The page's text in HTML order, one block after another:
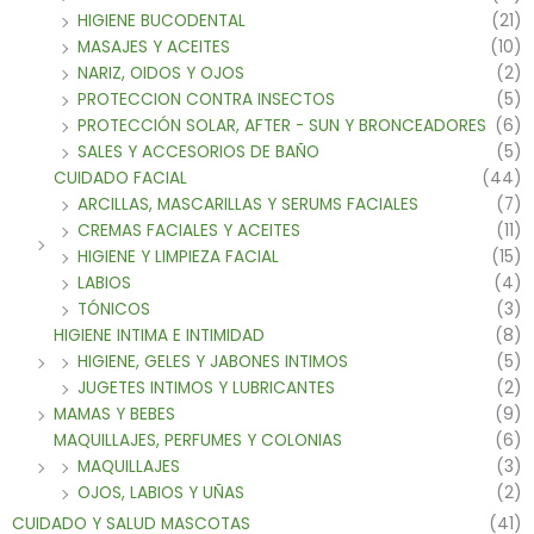
HIGIENE BUCODENTAL
(21)
MASAJES Y ACEITES
(10)
NARIZ, OIDOS Y OJOS
(2)
PROTECCION CONTRA INSECTOS
(5)
PROTECCIÓN SOLAR, AFTER - SUN Y BRONCEADORES (6)
SALES Y ACCESORIOS DE BAÑO
(5)
CUIDADO FACIAL
(44)
ARCILLAS, MASCARILLAS Y SERUMS FACIALES
(7)
CREMAS FACIALES Y ACEITES
(11)
HIGIENE Y LIMPIEZA FACIAL
(15)
LABIOS
(4)
TÓNICOS
(3)
HIGIENE INTIMA E INTIMIDAD
(8)
HIGIENE, GELES Y JABONES INTIMOS
(5)
JUGETES INTIMOS Y LUBRICANTES
(2)
MAMAS Y BEBES
(9)
MAQUILLAJES, PERFUMES Y COLONIAS
(6)
MAQUILLAJES
(3)
OJOS, LABIOS Y UÑAS
(2)
CUIDADO Y SALUD MASCOTAS
(41)